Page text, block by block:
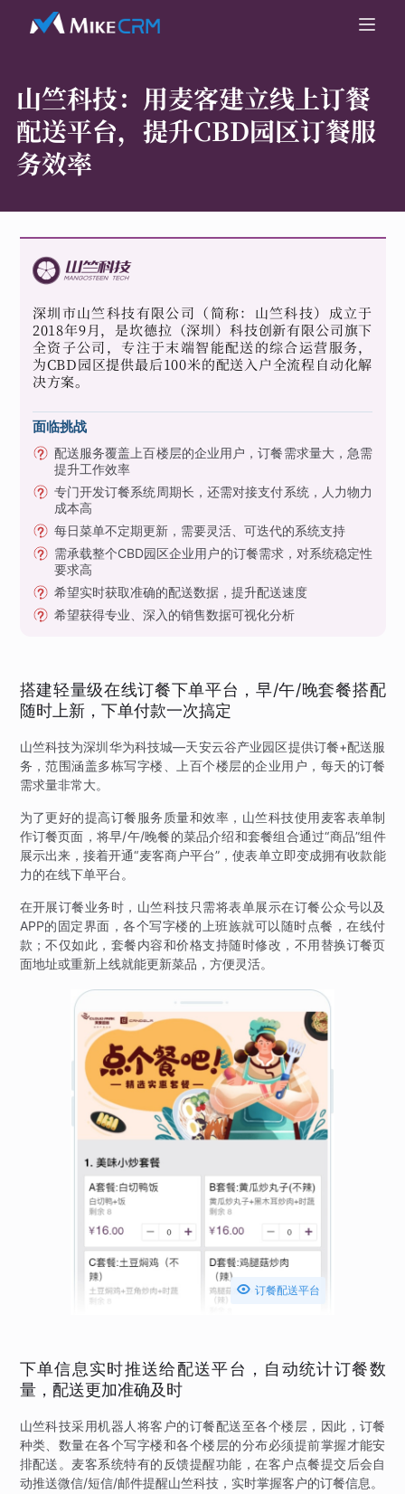
山竺科技： 用麦客建立线上订餐
配送平台，提升CBD园区订餐服
务效率
深圳市山竺科技有限公司（简称：山竺科技）成立于
2018年9月，是坎德拉（深圳）科技创新有限公司旗下
全资子公司，专注于末端智能配送的综合运营服务，
为CBD园区提供最后100米的配送入户全流程自动化解
决方案。
面临挑战
配送服务覆盖上百楼层的企业用户，订餐需求量大，急需
提升工作效率
专门开发订餐系统周期长，还需对接支付系统，人力物力
成本高
每日菜单不定期更新，需要灵活、可迭代的系统支持
需承载整个CBD园区企业用户的订餐需求，对系统稳定性
要求高
希望实时获取准确的配送数据，提升配送速度
希望获得专业、深入的销售数据可视化分析
搭建轻量级在线订餐下单平台，早/午/晚套餐搭配
随时上新，下单付款一次搞定
山竺科技为深圳华为科技城—天安云谷产业园区提供订餐+配送服
务，范围涵盖多栋写字楼、上百个楼层的企业用户，每天的订餐
需求量非常大。
为了更好的提高订餐服务质量和效率，山竺科技使用麦客表单制
作订餐页面，将早/午/晚餐的菜品介绍和套餐组合通过“商品”组件
展示出来，接着开通“麦客商户平台”，使表单立即变成拥有收款能
力的在线下单平台。
在开展订餐业务时，山竺科技只需将表单展示在订餐公众号以及
APP的固定界面，各个写字楼的上班族就可以随时点餐，在线付
款；不仅如此，套餐内容和价格支持随时修改，不用替换订餐页
面地址或重新上线就能更新菜品，方便灵活。
 订餐配送平台
下单信息实时推送给配送平台，自动统计订餐数
量，配送更加准确及时
山竺科技采用机器人将客户的订餐配送至各个楼层，因此，订餐
种类、数量在各个写字楼和各个楼层的分布必须提前掌握才能安
排配送。麦客系统特有的反馈提醒功能，在客户点餐提交后会自
动推送微信/短信/邮件提醒山竺科技，实时掌握客户的订餐信息。